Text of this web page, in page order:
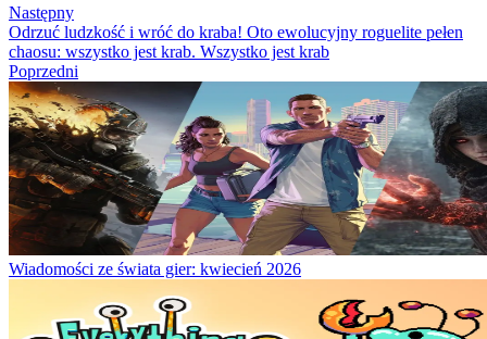
Następny
Odrzuć ludzkość i wróć do kraba! Oto ewolucyjny roguelite pełen
chaosu: wszystko jest krab. Wszystko jest krab
Poprzedni
Wiadomości ze świata gier: kwiecień 2026